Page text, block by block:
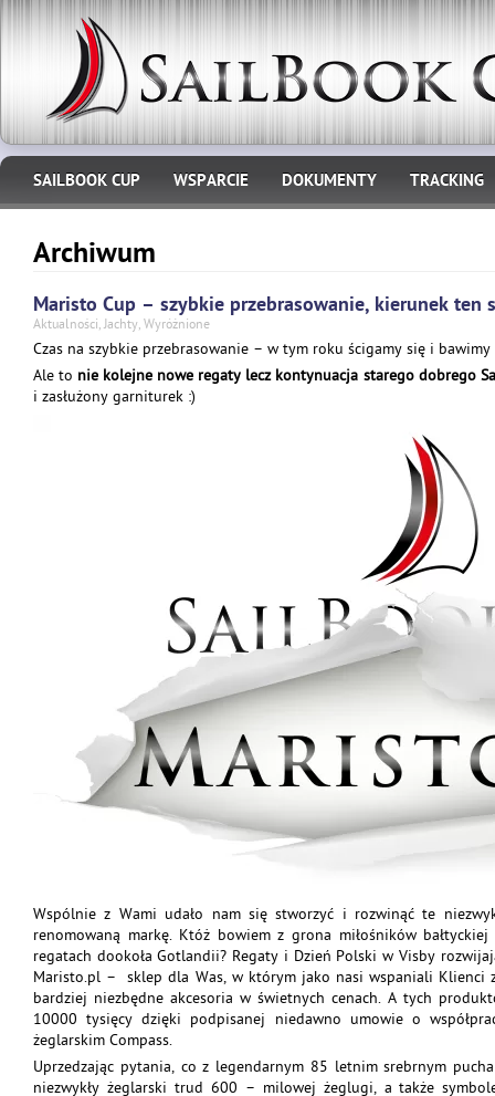
SAILBOOK CUP WSPARCIE DOKUMENTY TRACKING
Archiwum
Maristo Cup – szybkie przebrasowanie, kierunek ten
Aktualności, Jachty, Wyróżnione
Czas na szybkie przebrasowanie – w tym roku ścigamy się i
Ale to nie kolejne nowe regaty lecz kontynuacja starego dobrego
i zasłużony garniturek :)
Wspólnie z Wami udało nam się stworzyć i rozwinąć te
renomowaną markę. Któż bowiem z grona miłośników
regatach dookoła Gotlandii? Regaty i Dzień Polski w Visby
Maristo.pl – sklep dla Was, w którym jako nasi wspaniali Klienci
bardziej niezbędne akcesoria w świetnych cenach. A tych
10000 tysięcy dzięki podpisanej niedawno umowie o
żeglarskim Compass.
Uprzedzając pytania, co z legendarnym 85 letnim srebrnym
niezwykły żeglarski trud 600 – milowej żeglugi, a także